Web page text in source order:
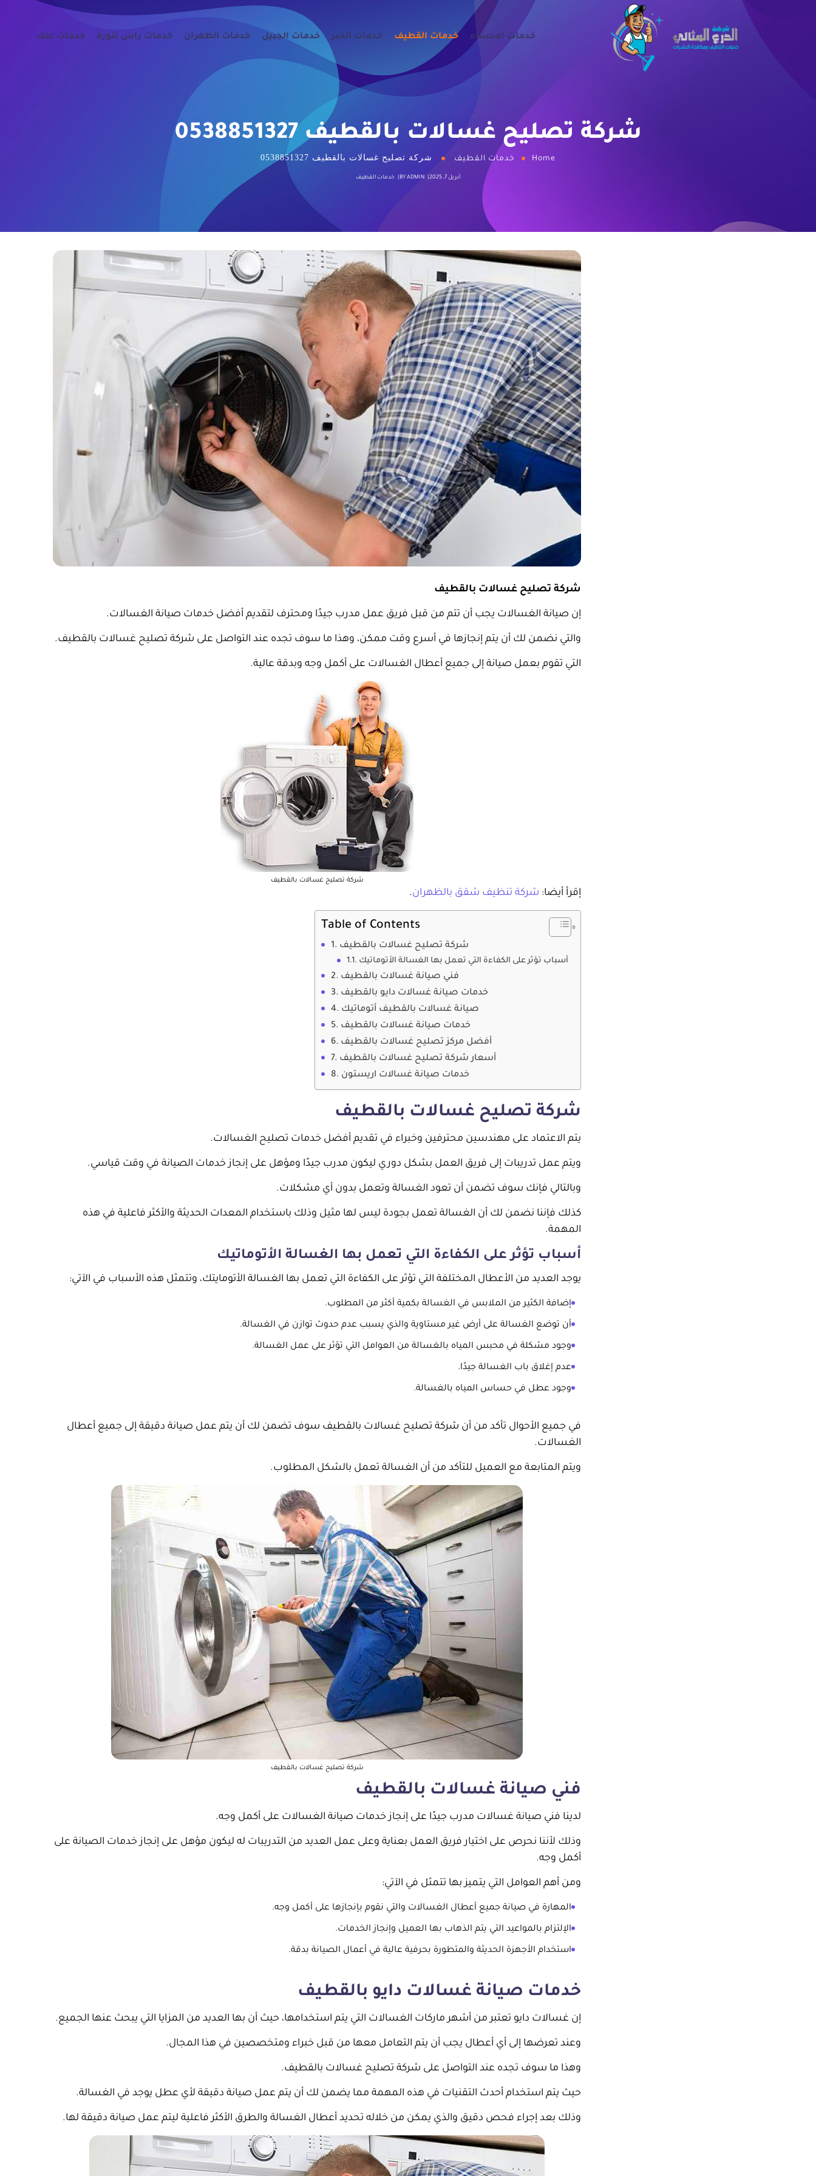
خدمات الاحساء خدمات القطيف خدمات الخبر خدمات الجبيل خدمات الظهران خدمات راس تنورة خدمات عنك
شركة تصليح غسالات بالقطيف 0538851327
Home خدمات القطيف شركة تصليح غسالات بالقطيف 0538851327
أبريل 7, 2025 BY ADMIN خدمات القطيف
شركة تصليح غسالات بالقطيف
إن صيانة الغسالات يجب أن تتم من قبل فريق عمل مدرب جيدًا ومحترف لتقديم أفضل خدمات صيانة الغسالات.
والتي نضمن لك أن يتم إنجازها في أسرع وقت ممكن، وهذا ما سوف تجده عند التواصل على شركة تصليح غسالات بالقطيف.
التي تقوم بعمل صيانة إلى جميع أعطال الغسالات على أكمل وجه وبدقة عالية.
شركة تصليح غسالات بالقطيف
إقرأ أيضا: شركة تنظيف شقق بالظهران.
Table of Contents
شركة تصليح غسالات بالقطيف
أسباب تؤثر على الكفاءة التي تعمل بها الغسالة الأتوماتيك
فني صيانة غسالات بالقطيف
خدمات صيانة غسالات دايو بالقطيف
صيانة غسالات بالقطيف أتوماتيك
خدمات صيانة غسالات بالقطيف
أفضل مركز تصليح غسالات بالقطيف
أسعار شركة تصليح غسالات بالقطيف
خدمات صيانة غسالات اريستون
شركة تصليح غسالات بالقطيف
يتم الاعتماد على مهندسين محترفين وخبراء في تقديم أفضل خدمات تصليح الغسالات.
ويتم عمل تدريبات إلى فريق العمل بشكل دوري ليكون مدرب جيدًا ومؤهل على إنجاز خدمات الصيانة في وقت قياسي.
وبالتالي فإنك سوف تضمن أن تعود الغسالة وتعمل بدون أي مشكلات.
كذلك فإننا نضمن لك أن الغسالة تعمل بجودة ليس لها مثيل وذلك باستخدام المعدات الحديثة والأكثر فاعلية في هذه
المهمة.
أسباب تؤثر على الكفاءة التي تعمل بها الغسالة الأتوماتيك
يوجد العديد من الأعطال المختلفة التي تؤثر على الكفاءة التي تعمل بها الغسالة الأتومايتك، وتتمثل هذه الأسباب في الآتي:
إضافة الكثير من الملابس في الغسالة بكمية أكثر من المطلوب.
أن توضع الغسالة على أرض غير مستاوية والذي يسبب عدم حدوث توازن في الغسالة.
وجود مشكلة في محبس المياه بالغسالة من العوامل التي تؤثر على عمل الغسالة.
عدم إغلاق باب الغسالة جيدًا.
وجود عطل في حساس المياه بالغسالة.
في جميع الأحوال تأكد من أن شركة تصليح غسالات بالقطيف سوف تضمن لك أن يتم عمل صيانة دقيقة إلى جميع أعطال
الغسالات.
ويتم المتابعة مع العميل للتأكد من أن الغسالة تعمل بالشكل المطلوب.
شركة تصليح غسالات بالقطيف
فني صيانة غسالات بالقطيف
لدينا فني صيانة غسالات مدرب جيدًا على إنجاز خدمات صيانة الغسالات على أكمل وجه.
وذلك لأننا نحرص على اختيار فريق العمل بعناية وعلى عمل العديد من التدريبات له ليكون مؤهل على إنجاز خدمات الصيانة على
أكمل وجه.
ومن أهم العوامل التي يتميز بها تتمثل في الآتي:
المهارة في صيانة جميع أعطال الغسالات والتي نقوم بإنجازها على أكمل وجه.
الإلتزام بالمواعيد التي يتم الذهاب بها العميل وإنجاز الخدمات.
استخدام الأجهزة الحديثة والمتطورة بحرفية عالية في أعمال الصيانة بدقة.
خدمات صيانة غسالات دايو بالقطيف
إن غسالات دايو تعتبر من أشهر ماركات الغسالات التي يتم استخدامها، حيث أن بها العديد من المزايا التي يبحث عنها الجميع.
وعند تعرضها إلى أي أعطال يجب أن يتم التعامل معها من قبل خبراء ومتخصصين في هذا المجال.
وهذا ما سوف تجده عند التواصل على شركة تصليح غسالات بالقطيف.
حيث يتم استخدام أحدث التقنيات في هذه المهمة مما يضمن لك أن يتم عمل صيانة دقيقة لأي عطل يوجد في الغسالة.
وذلك بعد إجراء فحص دقيق والذي يمكن من خلاله تحديد أعطال الغسالة والطرق الأكثر فاعلية ليتم عمل صيانة دقيقة لها.